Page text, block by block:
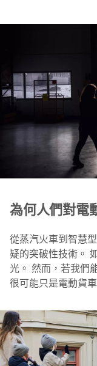
為何人們對電
從蒸汽火車到智慧
疑的突破性技術。
光。 然而，若我們
很可能只是電動貨